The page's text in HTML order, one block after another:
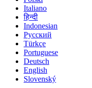
Italiano
हिन्दी
Indonesian
Русский
Türkçe
Portuguese
Deutsch
English
Slovenský